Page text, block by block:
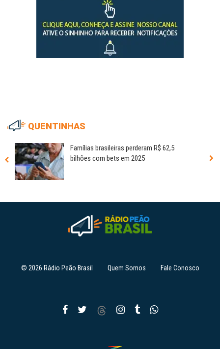
QUENTINHAS
Famílias brasileiras perderam R$ 62,5
bilhões com bets em 2025
© 2026 Rádio Peão Brasil Quem Somos Fale Conosco